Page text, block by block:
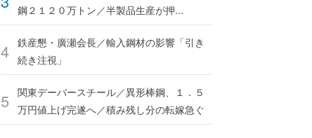
鋼２１２０万トン／半製品生産が押...
鉄産懇・廣瀬会長／輸入鋼材の影響「引き
続き注視」
関東デーバースチール／異形棒鋼、１．５
万円値上げ完遂へ／積み残し分の転嫁急ぐ